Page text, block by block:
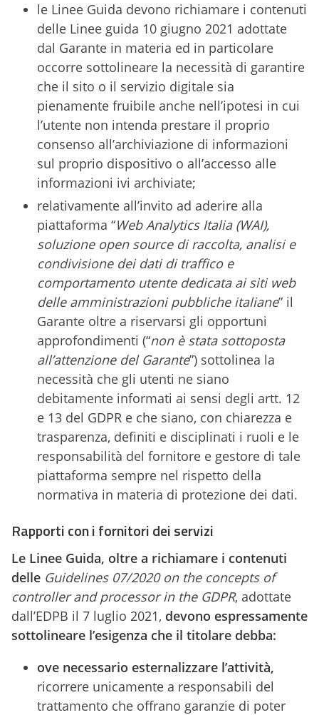
le Linee Guida devono richiamare i contenuti
delle Linee guida 10 giugno 2021 adottate
dal Garante in materia ed in particolare
occorre sottolineare la necessità di garantire
che il sito o il servizio digitale sia
pienamente fruibile anche nell’ipotesi in cui
l’utente non intenda prestare il proprio
consenso all’archiviazione di informazioni
sul proprio dispositivo o all’accesso alle
informazioni ivi archiviate;
relativamente all’invito ad aderire alla
piattaforma “Web Analytics Italia (WAI),
soluzione open source di raccolta, analisi e
condivisione dei dati di traffico e
comportamento utente dedicata ai siti web
delle amministrazioni pubbliche italiane” il
Garante oltre a riservarsi gli opportuni
approfondimenti (“non è stata sottoposta
all’attenzione del Garante”) sottolinea la
necessità che gli utenti ne siano
debitamente informati ai sensi degli artt. 12
e 13 del GDPR e che siano, con chiarezza e
trasparenza, definiti e disciplinati i ruoli e le
responsabilità del fornitore e gestore di tale
piattaforma sempre nel rispetto della
normativa in materia di protezione dei dati.
Rapporti con i fornitori dei servizi
Le Linee Guida, oltre a richiamare i contenuti
delle Guidelines 07/2020 on the concepts of
controller and processor in the GDPR, adottate
dall’EDPB il 7 luglio 2021, devono espressamente
sottolineare l’esigenza che il titolare debba:
ove necessario esternalizzare l’attività,
ricorrere unicamente a responsabili del
trattamento che offrano garanzie di poter